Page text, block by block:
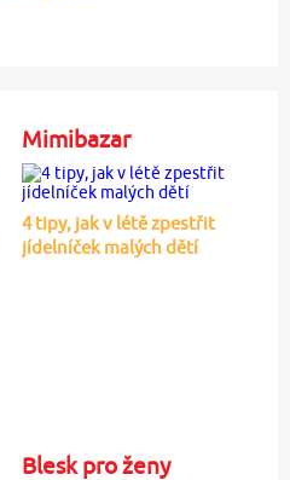
Mimibazar
4 tipy, jak v létě zpestřit
jídelníček malých dětí
Blesk pro ženy